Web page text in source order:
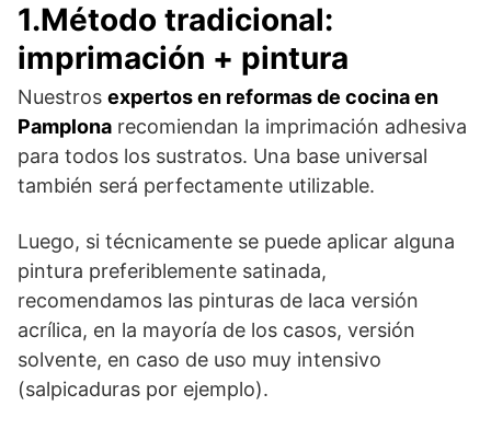
1.Método tradicional:
imprimación + pintura
Nuestros expertos en reformas de cocina en
Pamplona recomiendan la imprimación adhesiva
para todos los sustratos. Una base universal
también será perfectamente utilizable.
Luego, si técnicamente se puede aplicar alguna
pintura preferiblemente satinada,
recomendamos las pinturas de laca versión
acrílica, en la mayoría de los casos, versión
solvente, en caso de uso muy intensivo
(salpicaduras por ejemplo).